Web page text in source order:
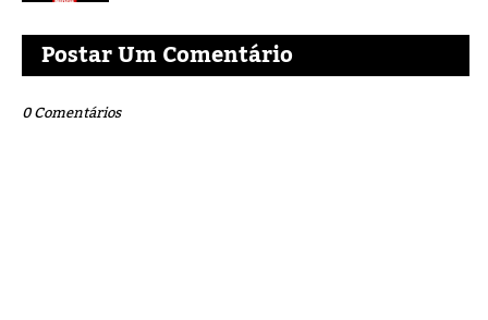
Postar Um Comentário
0 Comentários